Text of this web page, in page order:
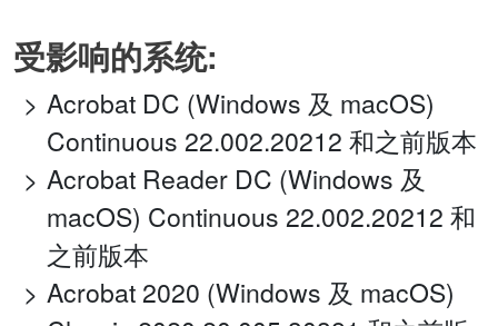
受影响的系统:
Acrobat DC (Windows 及 macOS)
Continuous 22.002.20212 和之前版本
Acrobat Reader DC (Windows 及
macOS) Continuous 22.002.20212 和
之前版本
Acrobat 2020 (Windows 及 macOS)